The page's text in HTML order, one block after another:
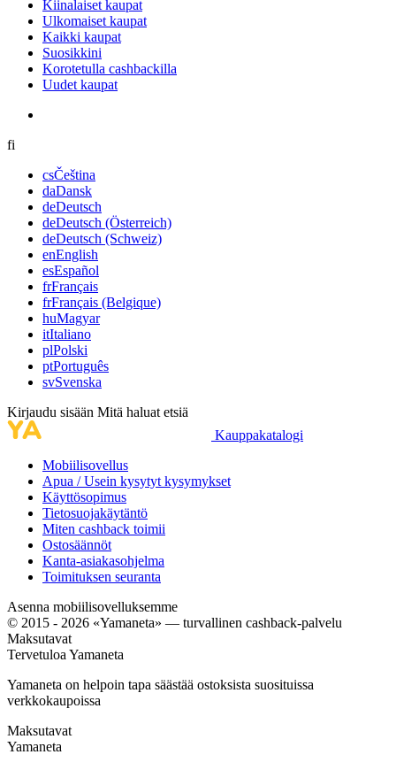
Kiinalaiset kaupat
Ulkomaiset kaupat
Kaikki kaupat
Suosikkini
Korotetulla cashbackilla
Uudet kaupat
fi
csČeština
daDansk
deDeutsch
deDeutsch (Österreich)
deDeutsch (Schweiz)
enEnglish
esEspañol
frFrançais
frFrançais (Belgique)
huMagyar
itItaliano
plPolski
ptPortuguês
svSvenska
Kirjaudu sisään Mitä haluat etsiä
Kauppakatalogi
Mobiilisovellus
Apua / Usein kysytyt kysymykset
Käyttösopimus
Tietosuojakäytäntö
Miten cashback toimii
Ostosäännöt
Kanta-asiakasohjelma
Toimituksen seuranta
Asenna mobiilisovelluksemme
© 2015 - 2026 «Yamaneta» — turvallinen cashback-palvelu
Maksutavat
Tervetuloa Yamaneta
Yamaneta on helpoin tapa säästää ostoksista suosituissa
verkkokaupoissa
Maksutavat
Yamaneta